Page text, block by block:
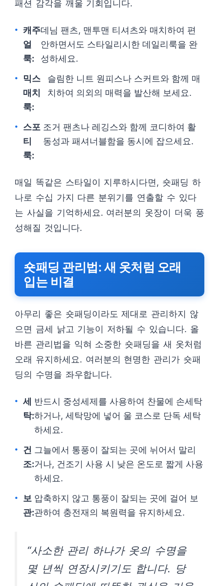
패션 감각을 깨울 기회입니다.
캐주
얼
룩:
데님 팬츠, 맨투맨 티셔츠와 매치하여 편
안하면서도 스타일리시한 데일리룩을 완
성하세요.
믹스
매치
룩:
슬림한 니트 원피스나 스커트와 함께 매
치하여 의외의 매력을 발산해 보세요.
스포
티
룩:
조거 팬츠나 레깅스와 함께 코디하여 활
동성과 패셔너블함을 동시에 잡으세요.
매일 똑같은 스타일이 지루하시다면, 숏패딩 하
나로 수십 가지 다른 분위기를 연출할 수 있다
는 사실을 기억하세요. 여러분의 옷장이 더욱 풍
성해질 것입니다.
숏패딩 관리법: 새 옷처럼 오래
입는 비결
아무리 좋은 숏패딩이라도 제대로 관리하지 않
으면 금세 낡고 기능이 저하될 수 있습니다. 올
바른 관리법을 익혀 소중한 숏패딩을 새 옷처럼
오래 유지하세요. 여러분의 현명한 관리가 숏패
딩의 수명을 좌우합니다.
세
탁:
반드시 중성세제를 사용하여 찬물에 손세탁
하거나, 세탁망에 넣어 울 코스로 단독 세탁
하세요.
건
조:
그늘에서 통풍이 잘되는 곳에 뉘어서 말리
거나, 건조기 사용 시 낮은 온도로 짧게 사용
하세요.
보
관:
압축하지 않고 통풍이 잘되는 곳에 걸어 보
관하여 충전재의 복원력을 유지하세요.
“사소한 관리 하나가 옷의 수명을
몇 년씩 연장시키기도 합니다. 당